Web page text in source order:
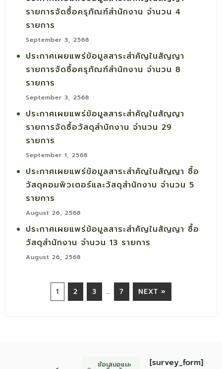
รายการจัดซื้อครุภัณฑ์สำนักงาน จำนวน 4
รายการ
September 3, 2568
ประกาศเผยแพร่ข้อมูลสาระสำคัญในสัญญา
รายการจัดซื้อครุภัณฑ์สำนักงาน จำนวน 8
รายการ
September 3, 2568
ประกาศเผยแพร่ข้อมูลสาระสำคัญในสัญญา
รายการจัดซื้อวัสดุสำนักงาน จำนวน 29
รายการ
September 1, 2568
ประกาศเผยแพร่ข้อมูลสาระสำคัญในสัญญา ซื้อ
วัสดุคอมพิวเตอร์และวัสดุสำนักงาน จำนวน 5
รายการ
August 26, 2568
ประกาศเผยแพร่ข้อมูลสาระสำคัญในสัญญา ซื้อ
วัสดุสำนักงาน จำนวน 13 รายการ
August 26, 2568
1 2 3 … 7 NEXT »
ข้อเสนอแนะ
[survey_form]